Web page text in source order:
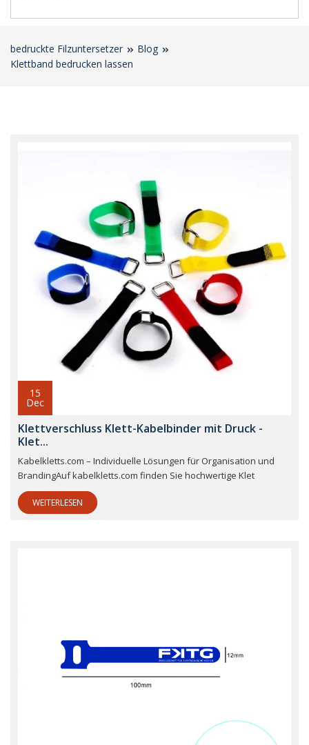
bedruckte Filzuntersetzer
Blog
Klettband bedrucken lassen
15
Dec
Klettverschluss Klett-Kabelbinder mit Druck -
Klet...
Kabelkletts.com – Individuelle Lösungen für Organisation und
BrandingAuf kabelkletts.com finden Sie hochwertige Klet
WEITERLESEN